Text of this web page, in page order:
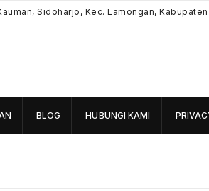
Sidoharjo, Kec. Lamongan,
BLOG HUBUNGI KAMI